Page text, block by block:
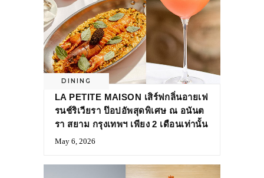
DINING
LA PETITE MAISON เสิร์ฟกลิ่นอายเฟ
รนช์ริเวียรา ป๊อปอัพสุดพิเศษ ณ อนันต
รา สยาม กรุงเทพฯ เพียง 2 เดือนเท่านั้น
May 6, 2026